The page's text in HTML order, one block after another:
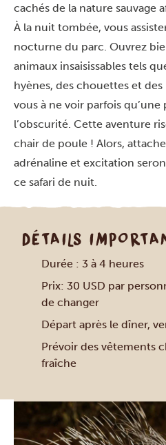
cachés de la nature sauvage
À la nuit tombée, vous
nocturne du parc. Ouvrez
animaux insaisissables tels
hyènes, des chouettes et
vous à ne voir parfois qu’une
l’obscurité. Cette aventure
chair de poule ! Alors,
adrénaline et excitation
ce safari de nuit.
DÉTAILS
Durée : 3 à 4 heures
Prix: 30 USD par
de changer
Départ après le dîner,
Prévoir des vêtements
fraîche